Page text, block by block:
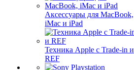
Аксессуары для MacBook,
iMac и iPad
Техника Apple с Trade-in и
REF